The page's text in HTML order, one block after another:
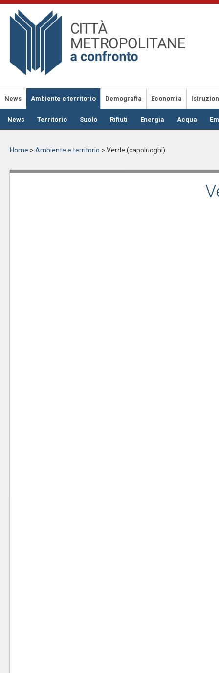
Salta
contenuto
News Ambiente e territorio Demografia Economia
News Territorio Suolo Rifiuti Energia Acqua
Home > Ambiente e territorio > Verde (capoluoghi)